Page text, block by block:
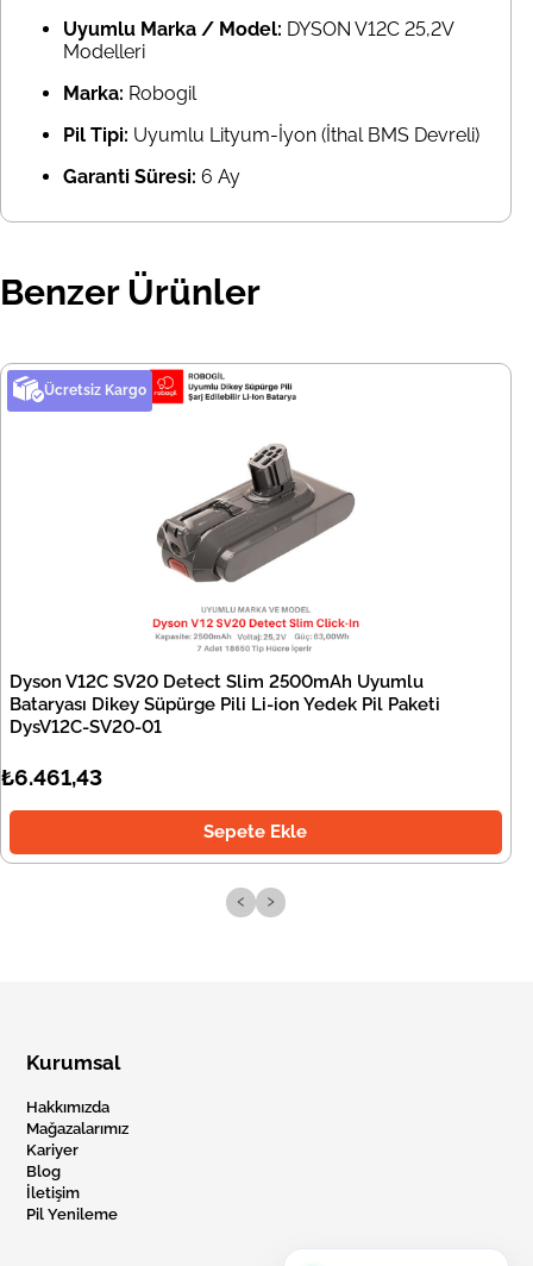
Uyumlu Marka / Model: DYSON V12C 25,2V
Modelleri
Marka: Robogil
Pil Tipi: Uyumlu Lityum-İyon (İthal BMS Devreli)
Garanti Süresi: 6 Ay
Benzer Ürünler
Ücretsiz Kargo
Dyson V12C SV20 Detect Slim 2500mAh Uyumlu
Bataryası Dikey Süpürge Pili Li-ion Yedek Pil Paketi
DysV12C-SV20-01
₺6.461,43
Sepete Ekle
‹ ›
Kurumsal
Hakkımızda
Mağazalarımız
Kariyer
Blog
İletişim
Pil Yenileme